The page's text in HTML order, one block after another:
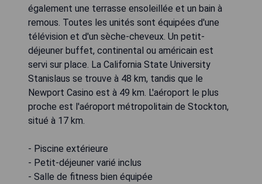
également une terrasse ensoleillée et un bain à
remous. Toutes les unités sont équipées d'une
télévision et d'un sèche-cheveux. Un petit-
déjeuner buffet, continental ou américain est
servi sur place. La California State University
Stanislaus se trouve à 48 km, tandis que le
Newport Casino est à 49 km. L'aéroport le plus
proche est l'aéroport métropolitain de Stockton,
situé à 17 km.
- Piscine extérieure
- Petit-déjeuner varié inclus
- Salle de fitness bien équipée